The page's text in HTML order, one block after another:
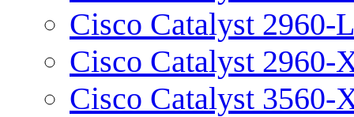
Cisco Catalyst 2960-L
Cisco Catalyst 2960-
Cisco Catalyst 3560-